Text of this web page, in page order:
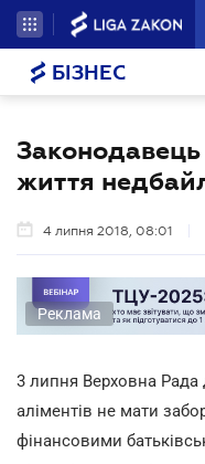
БІЗНЕС
життя
4 липня 2018, 08:01
Реклама
3 липня Верховна Рада
аліментів не мати
фінансовими